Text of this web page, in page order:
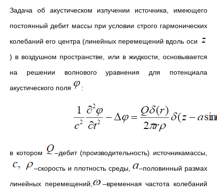
Задача об акустическом излучении источника, имеющего
постоянный дебит массы при условии строго гармонических
колебаний его центра (линейных перемещений вдоль оси
) в воздушном пространстве, или в жидкости, основывается
на решении волнового уравнения для потенциала
акустического поля
:
в котором
–дебит (производительность) источникамассы,
–скорость и плотность среды,
–половинный размах
линейных перемещений,
–временная частота колебаний